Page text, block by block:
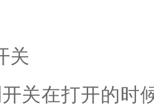
关
关在打开的时